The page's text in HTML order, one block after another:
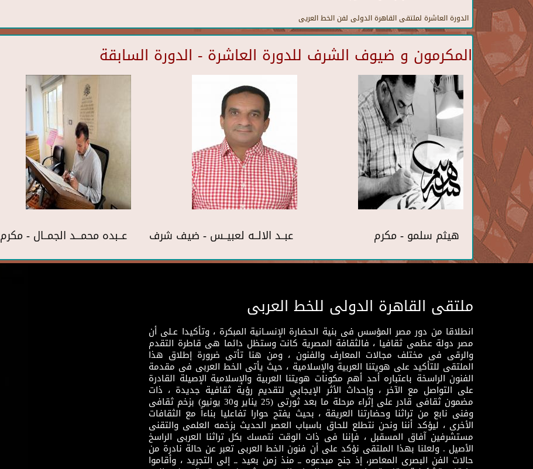
الدورة العاشرة لملتقى القاهرة الدولى لفن الخط العريى
المكرمون و ضيوف الشرف للدورة العاشرة - الدورة السابقة
عــبده محمـــد الجمــال - مكرم عبــد الالــه لعبيــس - ضيف شرف هيثم سلمو - مكرم
ملتقى القاهرة الدولى للخط العربى
انطلاقا من دور مصر المؤسس فى بنية الحضارة الإنسـانية المبكرة ، وتأكيدا عـلى أن
مصر دولة عظمى ثقافيا ، فالثقافة المصرية كانت وستظل دائما هى قاطرة التقدم
والرقى فى مختلف مجالات المعارف والفنون ، ومن هنا تأتى ضرورة إطلاق هذا
الملتقى للتأكيد على هويتنا العربية والإسلامية ، حيث يأتى الخط العربى فى مقدمة
الفنون الراسخة باعتباره أحد أهم مكونات هويتنا العربية والإسلامية الإصيلة القادرة
على التواصل مع الآخر ، وإحداث الأثر الإيجابي لتقديم رؤية ثقافية جديدة ، ذات
مضمون ثقافى قادر على إثراء مرحلة ما بعد ثورتى (25 يناير و30 يونيو) بزخم ثقافى
وفنى نابع من تراثنا وحضارتنا العريقة ، بحيث يفتح حوارا تفاعليا بناءاً مع الثقافات
الأخرى ، ليؤكد أننا ونحن نتطلع للحاق باسباب العصر الحديث بزخمه العلمى والتقنى
مستشرفين آفاق المسقبل ، فإننا فى ذات الوقت نتمسك بكل تراثنا العربى الراسخ
الأصيل . ولعلنا بهذا الملتقى نؤكد على أن فنون الخط العربى تعبر عن حالة نادرة من
حالات الفن البصرى المعاصر، إذ جنح مبدعوه ــ منذ زمن بعيد ــ إلى التجريد ، وأقاموا